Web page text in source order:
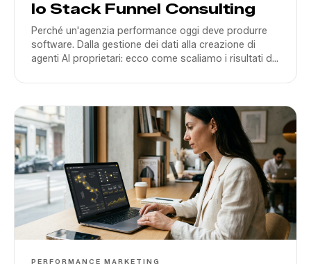
lo Stack Funnel Consulting
Perché un'agenzia performance oggi deve produrre
software. Dalla gestione dei dati alla creazione di
agenti AI proprietari: ecco come scaliamo i risultati dei
PERFORMANCE MARKETING